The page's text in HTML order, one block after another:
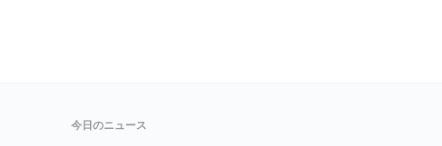
今日のニュース